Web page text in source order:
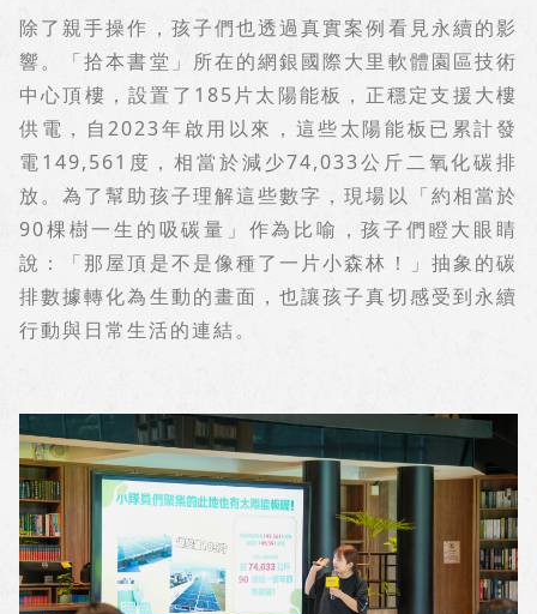
除了親手操作，孩子們也透過真實案例看見永續的影
響。「拾本書堂」所在的網銀國際大里軟體園區技術
中心頂樓，設置了 185片太陽能板，正穩定支援大樓
供電，自2023年啟用以來，這些太陽能板已累計發
電149,561 度，相當於減少74,033公斤二氧化碳排
放。為了幫助孩子理解這些數字，現場以「約相當於
90棵樹一生的吸碳量」作為比喻，孩子們瞪大眼睛
說：「那屋頂是不是像種了一片小森林！」抽象的碳
排數據轉化為生動的畫面，也讓孩子真切感受到永續
行動與日常生活的連結。